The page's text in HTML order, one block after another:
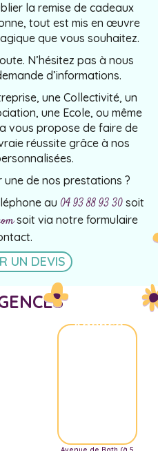
la remise de cadeaux
tout est mis en œuvre
que vous souhaitez.
N’hésitez pas à nous
d’informations.
une Collectivité, un
une Ecole, ou même
vous propose de faire de
réussite grâce à nos
de nos prestations ?
au 04 93 88 93 30soit
soit via notre formulaire
UN DEVIS
Agence